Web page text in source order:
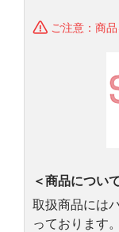
ご注意：商
＜商品につい
取扱商品には
っております